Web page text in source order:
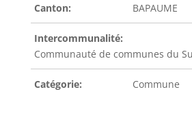
Canton: BAPAUME
Intercommunalité:
Communauté de communes du
Catégorie: Commune